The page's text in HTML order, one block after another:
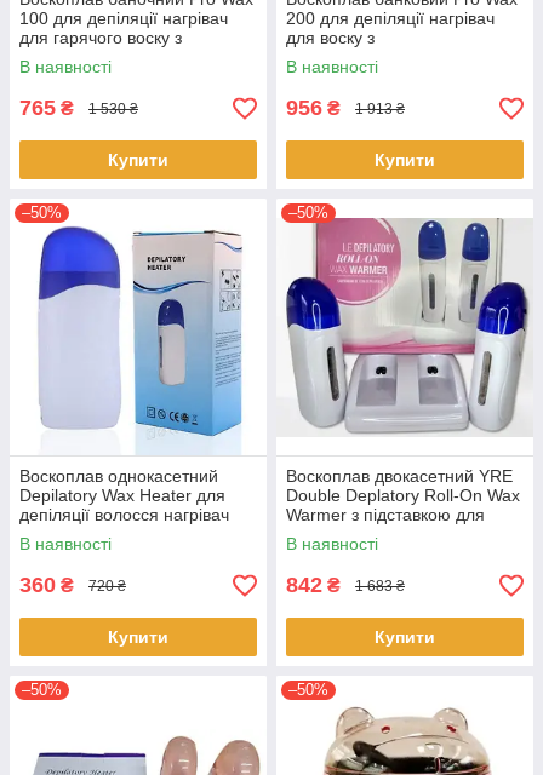
100 для депіляції нагрівач
для гарячого воску з
терморегулятором
В наявності
765 ₴ 1 530 ₴
Купити
200 для депіляції нагрівач
для воску з
терморегулятором Біло
Синій
В наявності
956 ₴ 1 913 ₴
Купити
–50%
Воскоплав однокасетний
Depilatory Wax Heater для
депіляції волосся нагрівач
для воску
В наявності
360 ₴ 720 ₴
Купити
–50%
Воскоплав двокасетний YRE
Double Deplatory Roll-On Wax
Warmer з підставкою для
депіляції волосся 40Вт 200мл
В наявності
842 ₴ 1 683 ₴
Купити
–50% –50%